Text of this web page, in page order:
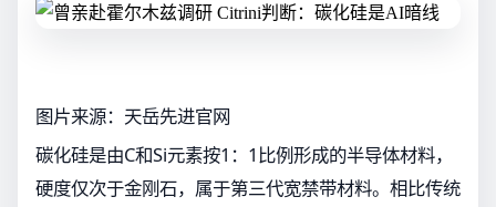
图片来源：天岳先进官网
碳化硅是由C和Si元素按1：1比例形成的半导体材料，
硬度仅次于金刚石，属于第三代宽禁带材料。相比传统